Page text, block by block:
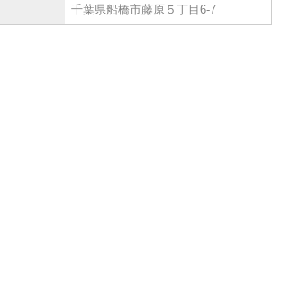
千葉県船橋市藤原５丁目6-7